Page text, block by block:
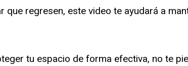
que regresen, este video te ayudará a
tu espacio de forma efectiva, no te